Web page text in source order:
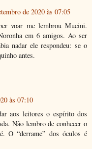
de 2020 às 07:05
voar me lembrou Mucini.
em 6 amigos. Ao ser
nadar ele respondeu: se o
antes.
às 07:10
aos leitores o espírito dos
Não lembro de conhecer o
O “derrame” dos óculos é